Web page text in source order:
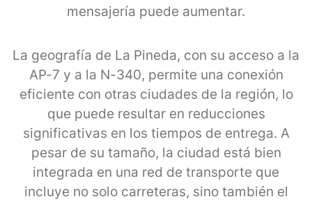
mensajería puede aumentar.
La geografía de La Pineda, con su acceso a la
AP-7 y a la N-340, permite una conexión
eficiente con otras ciudades de la región, lo
que puede resultar en reducciones
significativas en los tiempos de entrega. A
pesar de su tamaño, la ciudad está bien
integrada en una red de transporte que
incluye no solo carreteras, sino también el